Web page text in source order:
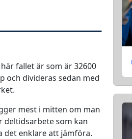
fallet är som är 32600
och divideras sedan med
mest i mitten om man
deltidsarbete som kan
det enklare att jämföra.